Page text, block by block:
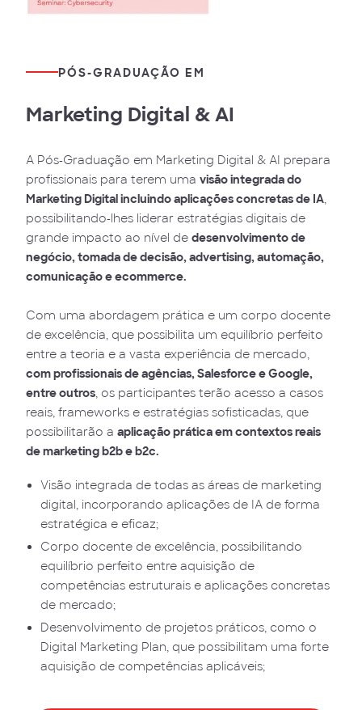
PÓS-GRADUAÇÃO EM
Marketing Digital & AI
A Pós-Graduação em Marketing Digital & AI prepara
profissionais para terem uma visão integrada do
Marketing Digital incluindo aplicações concretas de IA,
possibilitando-lhes liderar estratégias digitais de
grande impacto ao nível de desenvolvimento de
negócio, tomada de decisão, advertising, automação,
comunicação e ecommerce.
Com uma abordagem prática e um corpo docente
de excelência, que possibilita um equilíbrio perfeito
entre a teoria e a vasta experiência de mercado,
com profissionais de agências, Salesforce e Google,
entre outros, os participantes terão acesso a casos
reais, frameworks e estratégias sofisticadas, que
possibilitarão a aplicação prática em contextos reais
de marketing b2b e b2c.
Visão integrada de todas as áreas de marketing
digital, incorporando aplicações de IA de forma
estratégica e eficaz;
Corpo docente de excelência, possibilitando
equilíbrio perfeito entre aquisição de
competências estruturais e aplicações concretas
de mercado;
Desenvolvimento de projetos práticos, como o
Digital Marketing Plan, que possibilitam uma forte
aquisição de competências aplicáveis;